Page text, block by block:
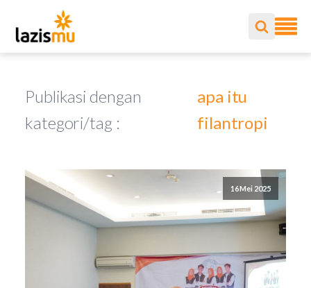
Publikasi dengan
kategori/tag :
apa itu
filantropi
16 Mei 2025